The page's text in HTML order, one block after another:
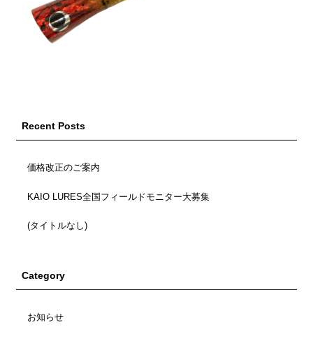
Recent Posts
価格改正のご案内
KAIO LURES全国フィールドモニター大募集
(タイトルなし)
Category
お知らせ